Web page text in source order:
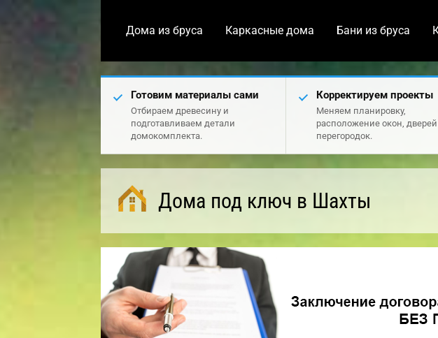
Дома из бруса Каркасные дома Бани из бруса
Готовим материалы сами
Отбираем древесину и
подготавливаем детали
домокомплекта.
Корректируем проекты
Меняем планировку,
расположение окон,
перегородок.
Дома под ключ в Шахты